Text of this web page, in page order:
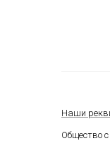
Наши
Общество